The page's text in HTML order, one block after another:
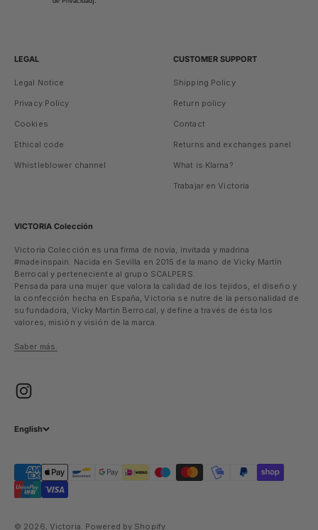
LEGAL
Legal Notice
Privacy Policy
Cookies
Ethical code
Whistleblower channel
CUSTOMER SUPPORT
Shipping Policy
Return policy
Contact
Returns and exchanges panel
What is Klarna?
Trabajar en Victoria
VICTORIA Colección
Victoria Colección es una firma de novia, invitada y madrina
#madeinspain. Nacida en Sevilla en 2015 de la mano de Vicky Martín
Berrocal y perteneciente al grupo SCALPERS.
Pensada para una mujer que valora la calidad de los tejidos, el diseño y
la confección hecha en España, Victoria se nutre de la personalidad de
su fundadora, Vicky Martin Berrocal, y define a través de ésta los
valores, misión y visión de la marca.
Saber más.
English
© 2026, Victoria. Powered by Shopify